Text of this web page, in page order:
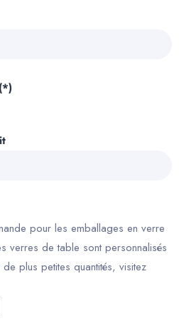
pour les emballages en verre
verres de table sont personnalisés
plus petites quantités, visitez